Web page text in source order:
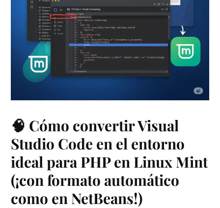
🧠 Cómo convertir Visual
Studio Code en el entorno
ideal para PHP en Linux Mint
(¡con formato automático
como en NetBeans!)